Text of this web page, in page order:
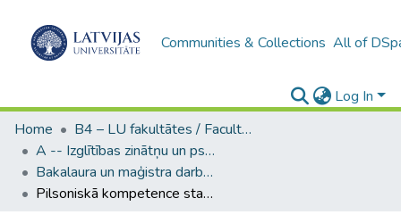
Communities & Collections All of
Log In
Home
B4 – LU fakultātes / Faculties of the UL
A -- Izglītības zinātņu un psiholoģijas fakultāte / Faculty of Education Sciences and Psychology
Bakalaura un maģistra darbi (PPMF) / Bachelor's and Master's theses
Pilsoniskā kompetence starptautiskajā skolēnu pilsoniskās izglītības pētījumā Latvijas kontekstā.